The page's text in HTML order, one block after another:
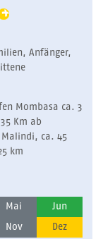
Anfänger,
Mombasa ca. 3
Km ab
Malindi, ca. 45
km
Mai Jun
Nov Dez